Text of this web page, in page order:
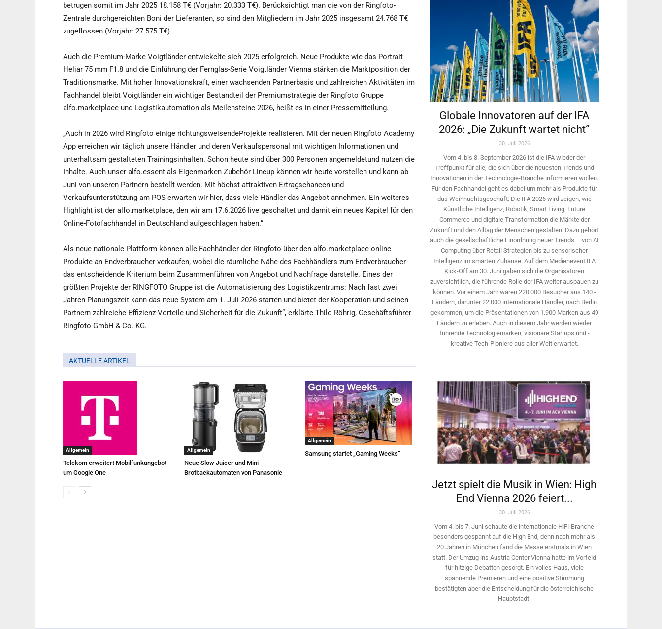
betrugen somit im Jahr 2025 18.158 T€ (Vorjahr: 20.333 T€). Berücksichtigt man die von der Ringfoto-
Zentrale durchgereichten Boni der Lieferanten, so sind den Mitgliedern im Jahr 2025 insgesamt 24.768 T€
zugeflossen (Vorjahr: 27.575 T€).
Auch die Premium-Marke Voigtländer entwickelte sich 2025 erfolgreich. Neue Produkte wie das Portrait
Heliar 75 mm F1.8 und die Einführung der Fernglas-Serie Voigtländer Vienna stärken die Marktposition der
Traditionsmarke. Mit hoher Innovationskraft, einer wachsenden Partnerbasis und zahlreichen Aktivitäten im
Fachhandel bleibt Voigtländer ein wichtiger Bestandteil der Premiumstrategie der Ringfoto Gruppe
alfo.marketplace und Logistikautomation als Meilensteine 2026, heißt es in einer Pressemitteilung.
„Auch in 2026 wird Ringfoto einige richtungsweisendeProjekte realisieren. Mit der neuen Ringfoto Academy
App erreichen wir täglich unsere Händler und deren Verkaufspersonal mit wichtigen Informationen und
unterhaltsam gestalteten Trainingsinhalten. Schon heute sind über 300 Personen angemeldetund nutzen die
Inhalte. Auch unser alfo.essentials Eigenmarken Zubehör Lineup können wir heute vorstellen und kann ab
Juni von unseren Partnern bestellt werden. Mit höchst attraktiven Ertragschancen und
Verkaufsunterstützung am POS erwarten wir hier, dass viele Händler das Angebot annehmen. Ein weiteres
Highlight ist der alfo.marketplace, den wir am 17.6.2026 live geschaltet und damit ein neues Kapitel für den
Online-Fotofachhandel in Deutschland aufgeschlagen haben.“
Als neue nationale Plattform können alle Fachhändler der Ringfoto über den alfo.marketplace online
Produkte an Endverbraucher verkaufen, wobei die räumliche Nähe des Fachhändlers zum Endverbraucher
das entscheidende Kriterium beim Zusammenführen von Angebot und Nachfrage darstelle. Eines der
größten Projekte der RINGFOTO Gruppe ist die Automatisierung des Logistikzentrums: Nach fast zwei
Jahren Planungszeit kann das neue System am 1. Juli 2026 starten und bietet der Kooperation und seinen
Partnern zahlreiche Effizienz-Vorteile und Sicherheit für die Zukunft“, erklärte Thilo Röhrig, Geschäftsführer
Ringfoto GmbH & Co. KG.
AKTUELLE ARTIKEL
Allgemein
Telekom erweitert Mobilfunkangebot
um Google One
Allgemein
Neue Slow Juicer und Mini-
Brotbackautomaten von Panasonic
Allgemein
Samsung startet „Gaming Weeks“
Globale Innovatoren auf der IFA
2026: „Die Zukunft wartet nicht“
30. Juli 2026
Vom 4. bis 8. September 2026 ist die IFA wieder der
Treffpunkt für alle, die sich über die neuesten Trends und
Innovationen in der Technologie-­Branche informieren wollen.
Für den Fachhandel geht es dabei um mehr als Produkte für
das Weihnachtsgeschäft: Die IFA 2026 wird ­zeigen, wie
Künstliche Intelligenz, Robotik, Smart Living, Future
Commerce und digitale Trans­formation die Märkte der
Zukunft und den Alltag der Menschen gestalten. Dazu gehört
auch die gesellschaftliche Einordnung neuer Trends – von AI
Computing über Retail Strategien bis zu sensorischer
Intelligenz im smarten Zuhause. Auf dem Medien­event IFA
Kick-Off am 30. Juni gaben sich die Organisatoren
zuversichtlich, die führende Rolle der IFA weiter ausbauen zu
können. Vor einem Jahr ­waren 220.000 Besucher aus 140 ­
Ländern, ­darunter 22.000 internationale Händler, nach Berlin
gekommen, um die Präsen­tationen von 1.900 Marken aus 49
Ländern zu erleben. Auch in diesem Jahr werden wieder
führende Technologiemarken, visionäre Startups und ­
kreative Tech-Pioniere aus aller Welt erwartet.
Jetzt spielt die Musik in Wien: High
End Vienna 2026 feiert...
30. Juli 2026
Vom 4. bis 7. Juni schaute die internationale HiFi-Branche
besonders gespannt auf die High End, denn nach mehr als
20 Jahren in München fand die Messe erstmals in Wien
statt. Der Umzug ins Austria Center Vienna hatte im Vorfeld
für hitzige Debatten gesorgt. Ein volles Haus, viele
spannende Premieren und eine positive Stimmung
bestätigten aber die Entscheidung für die österreichische
Hauptstadt.